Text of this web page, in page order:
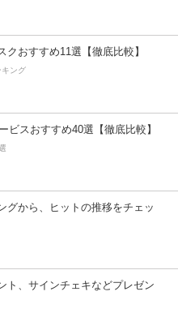
クおすすめ11選【徹底比較】
キング
ビスおすすめ40選【徹底比較】
グから、ヒットの推移をチェッ
ト、サインチェキなどプレゼン